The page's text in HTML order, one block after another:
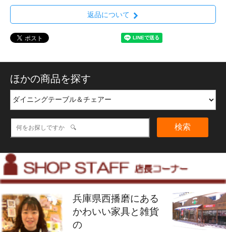
返品について
ほかの商品を探す
検索
兵庫県西播磨にある
かわいい家具と雑貨
の